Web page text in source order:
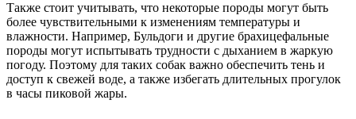
Также стоит учитывать, что некоторые породы могут быть
более чувствительными к изменениям температуры и
влажности. Например, Бульдоги и другие брахицефальные
породы могут испытывать трудности с дыханием в жаркую
погоду. Поэтому для таких собак важно обеспечить тень и
доступ к свежей воде, а также избегать длительных прогулок
в часы пиковой жары.